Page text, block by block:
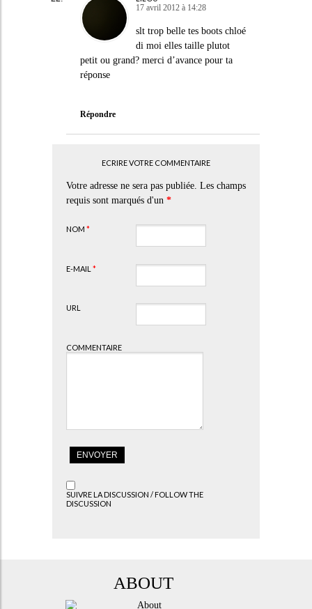
17 avril 2012 à 14:28
slt trop belle tes boots chloé
di moi elles taille plutot
petit ou grand? merci d’avance pour ta
réponse
Répondre
ECRIRE VOTRE COMMENTAIRE
Votre adresse ne sera pas publiée. Les champs
requis sont marqués d'un *
NOM *
E-MAIL *
URL
COMMENTAIRE
SUIVRE LA DISCUSSION / FOLLOW THE
DISCUSSION
ABOUT